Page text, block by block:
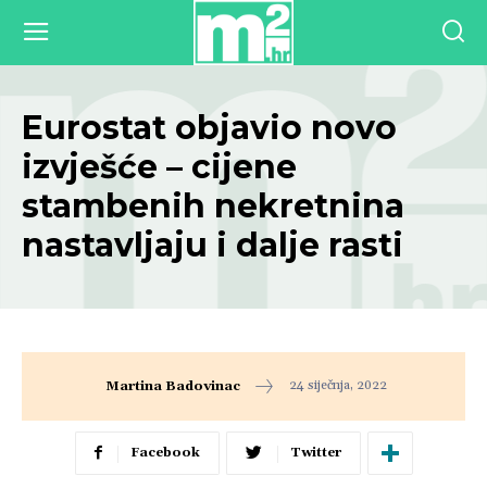
Eurostat objavio novo
izvješće – cijene
stambenih nekretnina
nastavljaju i dalje rasti
Martina Badovinac 24 siječnja, 2022
Facebook Twitter